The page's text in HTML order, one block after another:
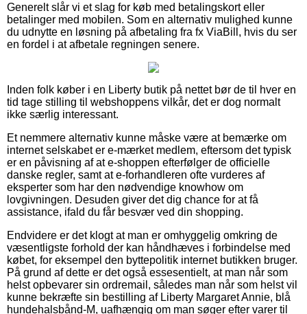
Generelt slår vi et slag for køb med betalingskort eller
betalinger med mobilen. Som en alternativ mulighed kunne
du udnytte en løsning på afbetaling fra fx ViaBill, hvis du ser
en fordel i at afbetale regningen senere.
Inden folk køber i en Liberty butik på nettet bør de til hver en
tid tage stilling til webshoppens vilkår, det er dog normalt
ikke særlig interessant.
Et nemmere alternativ kunne måske være at bemærke om
internet selskabet er e-mærket medlem, eftersom det typisk
er en påvisning af at e-shoppen efterfølger de officielle
danske regler, samt at e-forhandleren ofte vurderes af
eksperter som har den nødvendige knowhow om
lovgivningen. Desuden giver det dig chance for at få
assistance, ifald du får besvær ved din shopping.
Endvidere er det klogt at man er omhyggelig omkring de
væsentligste forhold der kan håndhæves i forbindelse med
købet, for eksempel den byttepolitik internet butikken bruger.
På grund af dette er det også essesentielt, at man når som
helst opbevarer sin ordremail, således man når som helst vil
kunne bekræfte sin bestilling af Liberty Margaret Annie, blå
hundehalsbånd-M, uafhængig om man søger efter varer til